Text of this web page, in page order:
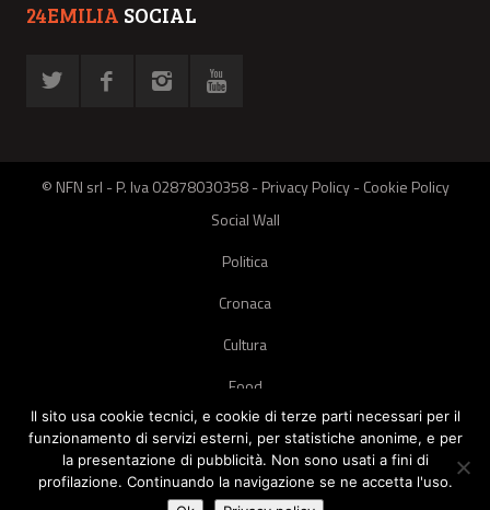
24EMILIA SOCIAL
© NFN srl - P. Iva 02878030358 -Privacy Policy-Cookie Policy
Social Wall
Politica
Cronaca
Cultura
Food
Green
Pets
Il sito usa cookie tecnici, e cookie di terze parti necessari per il
funzionamento di servizi esterni, per statistiche anonime, e per
la presentazione di pubblicità. Non sono usati a fini di
profilazione. Continuando la navigazione se ne accetta l'uso.